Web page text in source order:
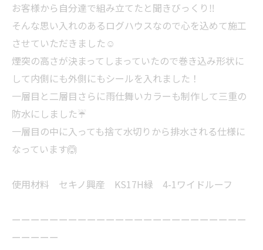
お客様から自分達で組み立てたと聞きびっくり‼️
そんな思い入れのあるログハウスなので心を込めて施工
させていただきました☺️
煙突の高さが決まってしまっていたので巻き込み形状に
して内側にも外側にもシールを入れました！
一層目と二層目さらに雨仕舞いカラーも制作して三重の
防水にしました☔️
一層目の中に入っても捨て水切りから排水される仕様に
なっています🙆
使用材料 セキノ興産 KS17H緑 4-1ワイドルーフ
ーーーーーーーーーーーーーーーーーーーーーーーーー
ーーーーー